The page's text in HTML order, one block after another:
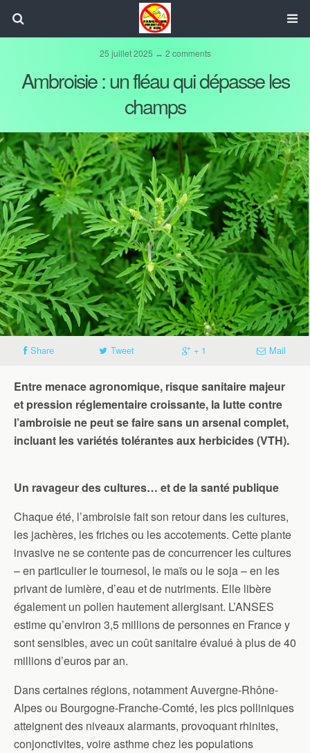
25 juillet 2025 ↔ 2 comments
Ambroisie : un fléau qui dépasse les
champs
Share Tweet + 1 Mail
Entre menace agronomique, risque sanitaire majeur
et pression réglementaire croissante, la lutte contre
l’ambroisie ne peut se faire sans un arsenal complet,
incluant les variétés tolérantes aux herbicides (VTH).
Un ravageur des cultures… et de la santé publique
Chaque été, l’ambroisie fait son retour dans les cultures,
les jachères, les friches ou les accotements. Cette plante
invasive ne se contente pas de concurrencer les cultures
– en particulier le tournesol, le maïs ou le soja – en les
privant de lumière, d’eau et de nutriments. Elle libère
également un pollen hautement allergisant. L’ANSES
estime qu’environ 3,5 millions de personnes en France y
sont sensibles, avec un coût sanitaire évalué à plus de 40
millions d’euros par an.
Dans certaines régions, notamment Auvergne-Rhône-
Alpes ou Bourgogne-Franche-Comté, les pics polliniques
atteignent des niveaux alarmants, provoquant rhinites,
conjonctivites, voire asthme chez les populations